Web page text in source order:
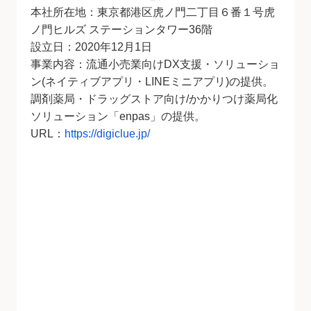
本社所在地：東京都港区虎ノ門二丁目６番１号虎
ノ門ヒルズ ステーションタワー36階
設立日：2020年12月1日
事業内容：流通小売業向けDX支援・ソリューショ
ン(ネイティブアプリ・LINEミニアプリ)の提供。
調剤薬局・ドラッグストア向け/かかりつけ薬局化
ソリューション「enpas」の提供。
URL： https://digiclue.jp/